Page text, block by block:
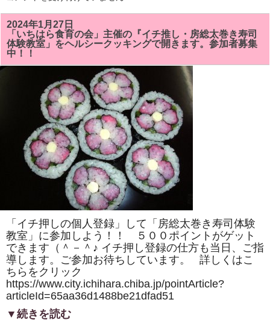
放
送
「NHK
ワ
ー
ル
ド
ル
テ
レ
ビ
制
作」
の
太
巻
き
司
2024年1月27日
「いちはら食育の会」主催の『イチ推し・房総太巻き寿司
体験教室」をヘルシークッキングで開きます。参加者募集
中！！
「イチ押しの個人登録」して「房総太巻き寿司体験
教室」に参加しよう！！ ５００ポイントがゲット
できます（＾－＾♪ イチ押し登録の仕方も当日、ご指
導します。ご参加お待ちしています。 詳しくはこ
ちらをクリック
https://www.city.ichihara.chiba.jp/pointArticle?
articleId=65aa36d1488be21dfad51
▼続きを読む